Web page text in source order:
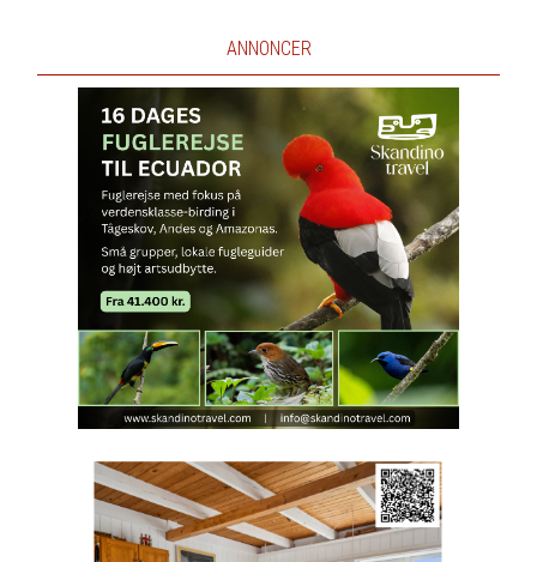
ANNONCER